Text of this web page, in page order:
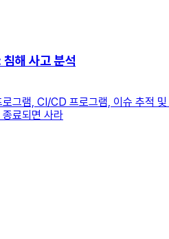
해 사고 분석
그램, CI/CD 프로그램, 이슈 추적
료되면 사라